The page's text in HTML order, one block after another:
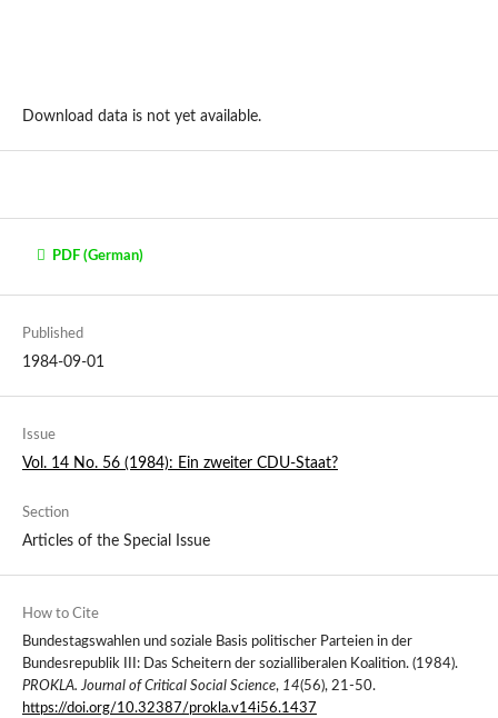
Download data is not yet available.
PDF (German)
Published
1984-09-01
Issue
Vol. 14 No. 56 (1984): Ein zweiter CDU-Staat?
Section
Articles of the Special Issue
How to Cite
Bundestagswahlen und soziale Basis politischer Parteien in der
Bundesrepublik III: Das Scheitern der sozialliberalen Koalition. (1984).
PROKLA. Journal of Critical Social Science, 14(56), 21-50.
https://doi.org/10.32387/prokla.v14i56.1437